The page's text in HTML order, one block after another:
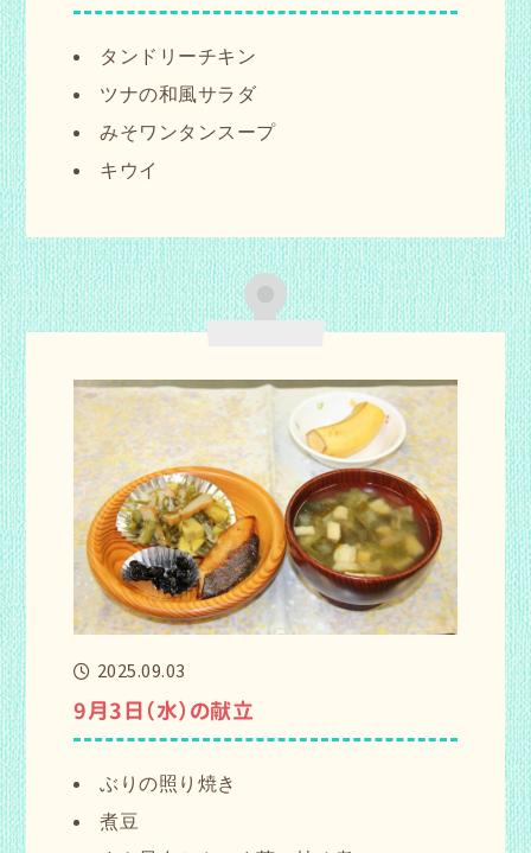
タンドリーチキン
ツナの和風サラダ
みそワンタンスープ
キウイ
2025.09.03
9月3日（水）の献立
ぶりの照り焼き
煮豆